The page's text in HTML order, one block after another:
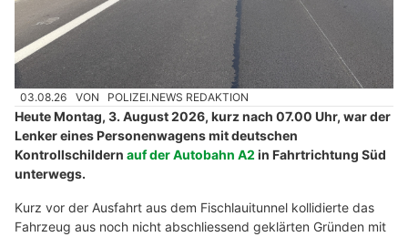
03.08.26 VON POLIZEI.NEWS REDAKTION
Heute Montag, 3. August 2026, kurz nach 07.00 Uhr, war der
Lenker eines Personenwagens mit deutschen
Kontrollschildern auf der Autobahn A2 in Fahrtrichtung Süd
unterwegs.
Kurz vor der Ausfahrt aus dem Fischlauitunnel kollidierte das
Fahrzeug aus noch nicht abschliessend geklärten Gründen mit